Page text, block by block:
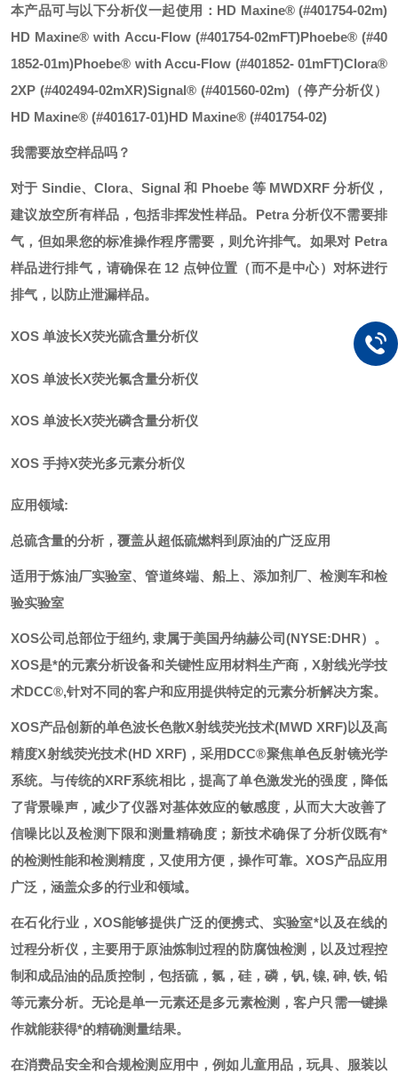
本产品可与以下分析仪一起使用： HD Maxine® (#401754-02m)
HD Maxine® with Accu-Flow (#401754-02mFT)Phoebe® (#40
1852-01m)Phoebe® with Accu-Flow (#401852- 01mFT)Clora®
2XP (#402494-02mXR)Signal® (#401560-02m)（停产分析仪）
HD Maxine® (#401617-01)HD Maxine® (#401754-02)
我需要放空样品吗？
对于 Sindie、Clora、Signal 和 Phoebe 等 MWDXRF 分析仪，
建议放空所有样品，包括非挥发性样品。Petra 分析仪不需要排
气，但如果您的标准操作程序需要，则允许排气。如果对 Petra
样品进行排气，请确保在 12 点钟位置（而不是中心）对杯进行
排气，以防止泄漏样品。
XOS 单波长X荧光硫含量分析仪
XOS 单波长X荧光氯含量分析仪
XOS 单波长X荧光磷含量分析仪
XOS 手持X荧光多元素分析仪
应用领域:
总硫含量的分析，覆盖从超低硫燃料到原油的广泛应用
适用于炼油厂实验室、管道终端、船上、添加剂厂、检测车和检
验实验室
XOS公司总部位于纽约, 隶属于美国丹纳赫公司(NYSE:DHR）。
XOS是*的元素分析设备和关键性应用材料生产商，X射线光学技
术DCC®,针对不同的客户和应用提供特定的元素分析解决方案。
XOS产品创新的单色波长色散X射线荧光技术(MWD XRF)以及高
精度X射线荧光技术(HD XRF)，采用DCC®聚焦单色反射镜光学
系统。与传统的XRF系统相比，提高了单色激发光的强度，降低
了背景噪声，减少了仪器对基体效应的敏感度，从而大大改善了
信噪比以及检测下限和测量精确度；新技术确保了分析仪既有*
的检测性能和检测精度，又使用方便，操作可靠。XOS产品应用
广泛，涵盖众多的行业和领域。
在石化行业，XOS能够提供广泛的便携式、实验室*以及在线的
过程分析仪，主要用于原油炼制过程的防腐蚀检测，以及过程控
制和成品油的品质控制，包括硫，氯，硅，磷，钒, 镍, 砷, 铁, 铅
等元素分析。无论是单一元素还是多元素检测，客户只需一键操
作就能获得*的精确测量结果。
在消费品安全和合规检测应用中，例如儿童用品，玩具、服装以